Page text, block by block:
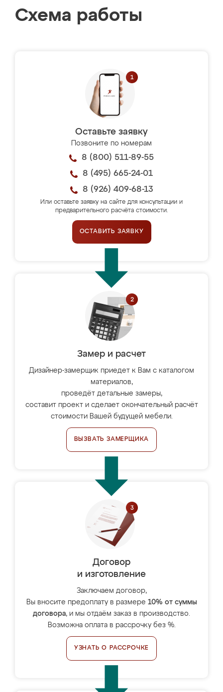
Схема работы
Оставьте заявку
Позвоните по номерам
8 (800) 511-89-55
8 (495) 665-24-01
8 (926) 409-68-13
Или оставьте заявку на сайте для консультации и
предварительного расчёта стоимости.
ОСТАВИТЬ ЗАЯВКУ
Замер и расчет
Дизайнер-замерщик приедет к Вам с каталогом
материалов,
проведёт детальные замеры,
составит проект и сделает окончательный расчёт
стоимости Вашей будущей мебели.
ВЫЗВАТЬ ЗАМЕРЩИКА
Договор
и изготовление
Заключаем договор,
Вы вносите предоплату в размере 10% от суммы
договора, и мы отдаём заказ в производство.
Возможна оплата в рассрочку без %.
УЗНАТЬ О РАССРОЧКЕ